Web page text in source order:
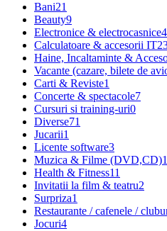
Bani21
Beauty9
Electronice & electrocasnice
Calculatoare & accesorii IT
Haine, Incaltaminte &
Vacante (cazare, bilete de
Carti & Reviste1
Concerte & spectacole7
Cursuri si training-uri0
Diverse71
Jucarii1
Licente software3
Muzica & Filme (DVD,CD)1
Health & Fitness11
Invitatii la film & teatru2
Surpriza1
Restaurante / cafenele /
Jocuri4